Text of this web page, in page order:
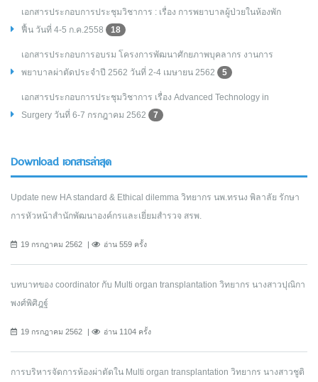
เอกสารประกอบการประชุมวิชาการ : เรื่อง การพยาบาลผู้ป่วยในห้องพัก
ฟื้น วันที่ 4-5 ก.ค.2558
18
เอกสารประกอบการอบรม โครงการพัฒนาศักยภาพบุคลากร งานการ
พยาบาลผ่าตัดประจำปี 2562 วันที่ 2-4 เมษายน 2562
5
เอกสารประกอบการประชุมวิชาการ เรื่อง Advanced Technology in
Surgery วันที่ 6-7 กรกฎาคม 2562
7
Download เอกสารล่าสุด
Update new HA standard & Ethical dilemma วิทยากร นพ.ทรนง พิลาลัย รักษา
การหัวหน้าสำนักพัฒนาองค์กรและเยี่ยมสำรวจ สรพ.
19 กรกฎาคม 2562 อ่าน 559 ครั้ง
บทบาทของ coordinator กับ Multi organ transplantation วิทยากร นางสาวปุณิกา
พงศ์พิศิฎฐ์
19 กรกฎาคม 2562 อ่าน 1104 ครั้ง
การบริหารจัดการห้องผ่าตัดใน Multi organ transplantation วิทยากร นางสาวชูติ